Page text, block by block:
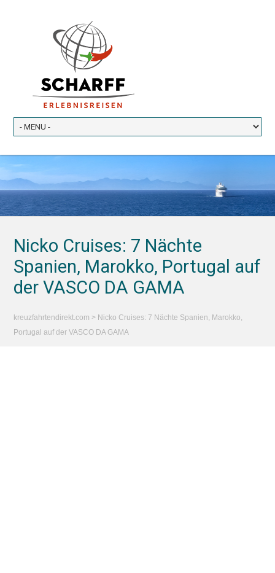
Nicko Cruises: 7 Nächte
Spanien, Marokko, Portugal auf
der VASCO DA GAMA
kreuzfahrtendirekt.com > Nicko Cruises: 7 Nächte Spanien, Marokko,
Portugal auf der VASCO DA GAMA